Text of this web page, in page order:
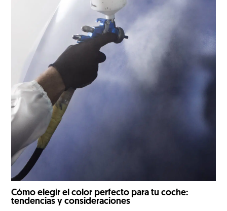
Cómo elegir el color perfecto para tu coche:
tendencias y consideraciones